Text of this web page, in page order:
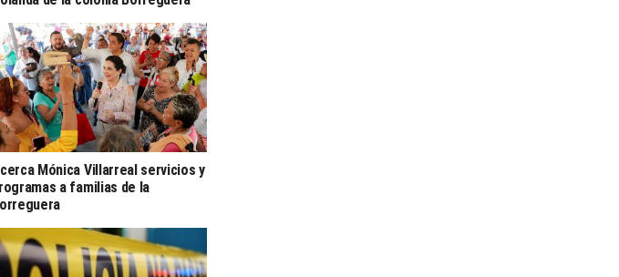
Mónica Villarreal servicios y
a familias de la